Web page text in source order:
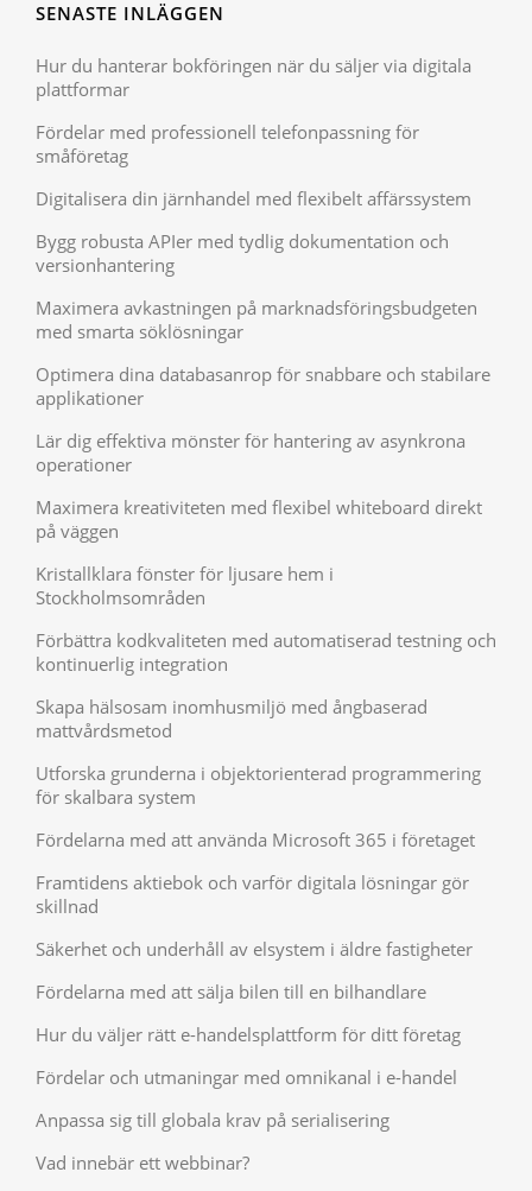
SENASTE INLÄGGEN
Hur du hanterar bokföringen när du säljer via digitala
plattformar
Fördelar med professionell telefonpassning för
småföretag
Digitalisera din järnhandel med flexibelt affärssystem
Bygg robusta APIer med tydlig dokumentation och
versionhantering
Maximera avkastningen på marknadsföringsbudgeten
med smarta söklösningar
Optimera dina databasanrop för snabbare och stabilare
applikationer
Lär dig effektiva mönster för hantering av asynkrona
operationer
Maximera kreativiteten med flexibel whiteboard direkt
på väggen
Kristallklara fönster för ljusare hem i
Stockholmsområden
Förbättra kodkvaliteten med automatiserad testning och
kontinuerlig integration
Skapa hälsosam inomhusmiljö med ångbaserad
mattvårdsmetod
Utforska grunderna i objektorienterad programmering
för skalbara system
Fördelarna med att använda Microsoft 365 i företaget
Framtidens aktiebok och varför digitala lösningar gör
skillnad
Säkerhet och underhåll av elsystem i äldre fastigheter
Fördelarna med att sälja bilen till en bilhandlare
Hur du väljer rätt e-handelsplattform för ditt företag
Fördelar och utmaningar med omnikanal i e-handel
Anpassa sig till globala krav på serialisering
Vad innebär ett webbinar?